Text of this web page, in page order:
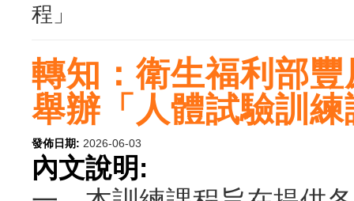
程」
轉知：衛生福利部
舉辦「人體試驗訓練
發佈日期: 2026-06-03
內文說明: